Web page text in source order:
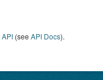
API (see API Docs).